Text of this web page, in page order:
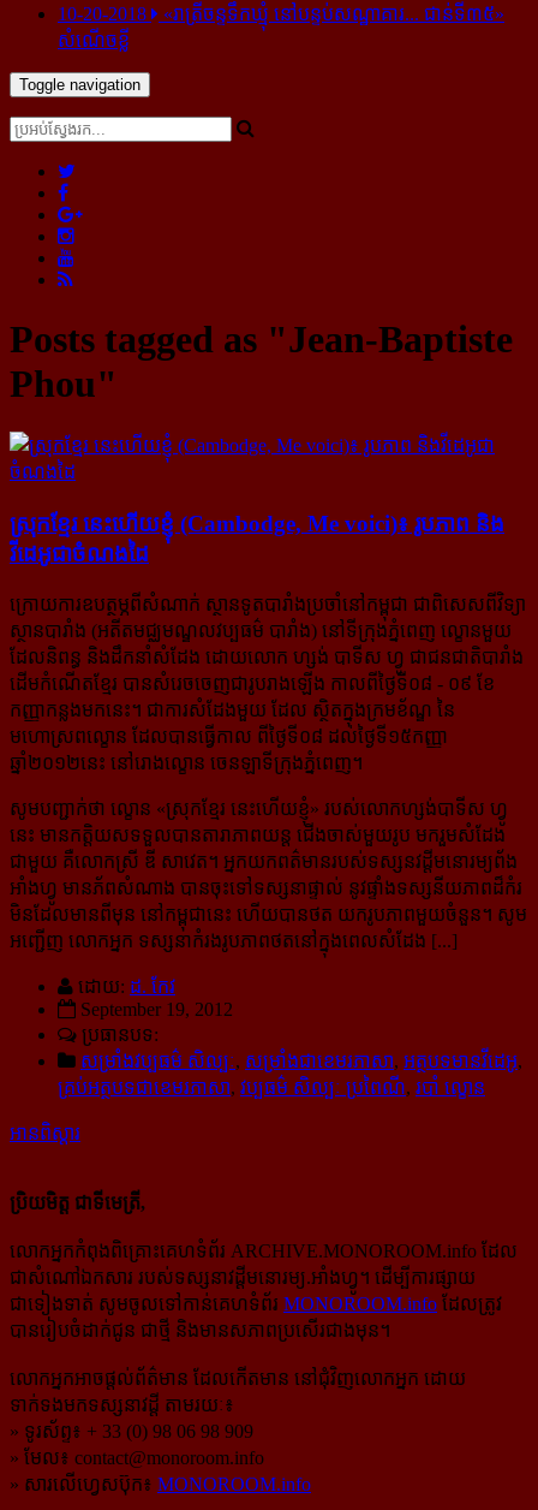
10-20-2018
«រាត្រីចន្ទទឹកឃ្មុំ នៅបន្ទប់សណ្ឋាគារ... ជាន់ទី៣៥»
សំណើចខ្លី
Toggle navigation
Posts tagged as "Jean-Baptiste
Phou"
ស្រុកខ្មែរ នេះហើយខ្ញុំ (Cambodge, Me voici)៖ រូបភាព និង
វីដេអូជាចំណងដៃ
ក្រោយការឧបត្ថម្ភពីសំណាក់ ស្ថានទូតបារាំងប្រចាំនៅកម្ពុជា ជាពិសេសពីវិទ្យា
ស្ថានបារាំង (អតីតមជ្ឈមណ្ឌលវប្បធម៌ បារាំង) នៅទីក្រុងភ្នំពេញ ល្ខោនមួយ
ដែលនិពន្ធ និងដឹកនាំសំដែង ដោយលោក ហ្សង់ បាទីស ហ្វូ ជាជនជាតិបារាំង
ដើមកំណើតខ្មែរ បានសំរេចចេញជារូបរាងឡើង កាលពីថ្ងៃទី០៨ - ០៩ ខែ
កញ្ញាកន្លងមកនេះ។ ជាការសំដែងមួយ ដែល ស្ថិតក្នុងក្រមខ័ណ្ឌ នៃ
មហោស្រពល្ខោន ដែលបានធ្វើកាល ពីថ្ងៃទី០៨ ដល់ថ្ងៃទី១៥កញ្ញា
ឆ្នាំ២០១២នេះ នៅរោងល្ខោន ចេនឡាទីក្រុងភ្នំពេញ។
សូមបញ្ជាក់ថា ល្ខោន «ស្រុកខ្មែរ នេះហើយខ្ញុំ» របស់លោកហ្សង់បាទីស ហ្វូ
នេះ មានកត្តិយសទទួលបានតារាភាពយន្ដ ជើងចាស់មួយរូប មករួមសំដែង
ជាមួយ គឺលោកស្រី ឌី សាវេត។ អ្នកយកពត៌មានរបស់ទស្សនវដ្ដីមនោរម្យព័ង
អាំងហ្វូ មានភ័ពសំណាង បានចុះទៅទស្សនាផ្ទាល់ នូវផ្ទាំងទស្សនីយភាពដ៏កំរ
មិនដែលមានពីមុន នៅកម្ពុជានេះ ហើយបានថត យករូបភាពមួយចំនួន។ សូម
អញ្ជើញ លោកអ្នក ទស្សនាកំរងរូបភាពថតនៅក្នុងពេលសំដែង [...]
ដោយ: ដ. កែវ
September 19, 2012
ប្រធានបទ:
សម្រាំងវប្ប​ធម៌​ សិល្បៈ, សម្រាំងជាខេមរភាសា, អត្ថបទមានវីដេអូ,
គ្រប់អត្ថបទជាខេមរភាសា, វប្បធម៌ សិល្បៈ ប្រពៃណី, របាំ ល្ខោន
អានពិស្ដារ
ប្រិយមិត្ត ជាទីមេត្រី,
លោកអ្នកកំពុងពិគ្រោះគេហទំព័រ ARCHIVE.MONOROOM.info ដែល
ជាសំណៅឯកសារ របស់ទស្សនាវដ្ដីមនោរម្យ.អាំងហ្វូ។ ដើម្បីការផ្សាយ
ជាទៀងទាត់ សូមចូលទៅកាន់​គេហទំព័រ MONOROOM.info ដែលត្រូវ
បានរៀបចំដាក់ជូន ជាថ្មី និងមានសភាពប្រសើរជាងមុន។
លោកអ្នកអាចផ្ដល់ព័ត៌មាន ដែលកើតមាន នៅជុំវិញលោកអ្នក ដោយ
ទាក់ទងមកទស្សនាវដ្ដី តាមរយៈ៖
» ទូរស័ព្ទ៖ + 33 (0) 98 06 98 909
» មែល៖ contact@monoroom.info
» សារលើហ្វេសប៊ុក៖ MONOROOM.info